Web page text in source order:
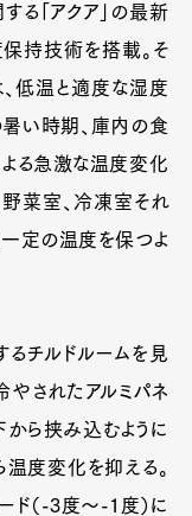
る「アクア」の最新
保持技術を搭載。そ
低温と適度な湿度
暑い時期、庫内の食
よる急激な温度変化
野菜室、冷凍室それ
定の温度を保つよ
チルドルームを見
やされたアルミパネ
から挟み込むように
度変化を抑える。
ド（-3度〜-1度）に